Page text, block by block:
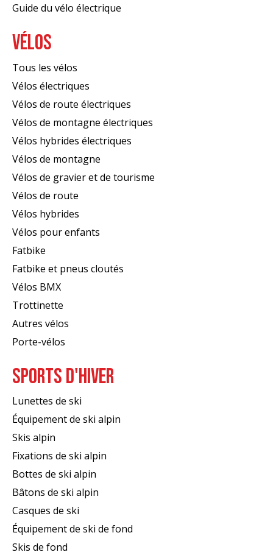
Guide du vélo électrique
VÉLOS
Tous les vélos
Vélos électriques
Vélos de route électriques
Vélos de montagne électriques
Vélos hybrides électriques
Vélos de montagne
Vélos de gravier et de tourisme
Vélos de route
Vélos hybrides
Vélos pour enfants
Fatbike
Fatbike et pneus cloutés
Vélos BMX
Trottinette
Autres vélos
Porte-vélos
SPORTS D'HIVER
Lunettes de ski
Équipement de ski alpin
Skis alpin
Fixations de ski alpin
Bottes de ski alpin
Bâtons de ski alpin
Casques de ski
Équipement de ski de fond
Skis de fond